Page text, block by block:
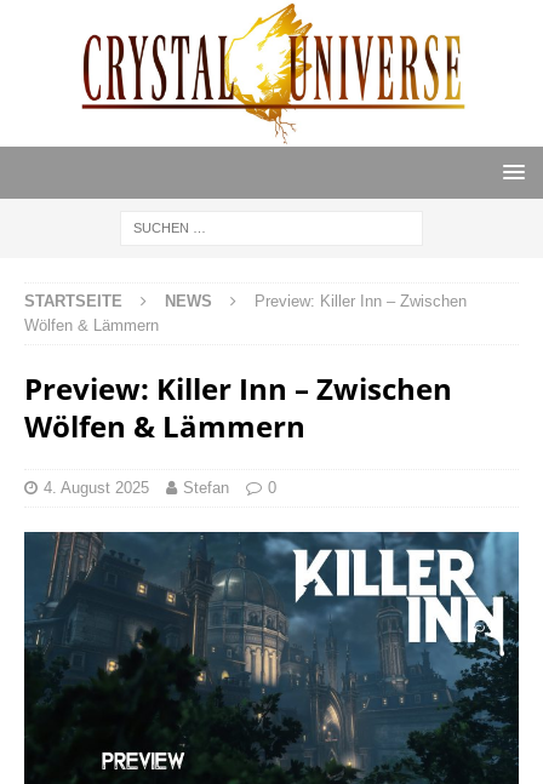
STARTSEITE NEWS
Preview: Killer Inn – Zwischen
Wölfen & Lämmern
Preview: Killer Inn – Zwischen
Wölfen & Lämmern
4. August 2025 Stefan 0